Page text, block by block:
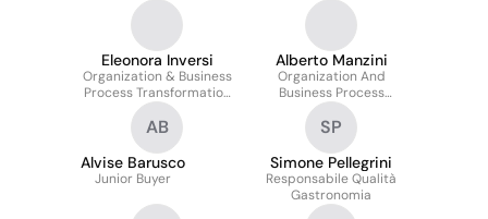
Eleonora Inversi
Organization & Business
Process Transformation
Analyst
Alberto Manzini
Organization And
Business Process
Transformation Manager
AB
Alvise Barusco
Junior Buyer
SP
Simone Pellegrini
Responsabile Qualità
Gastronomia